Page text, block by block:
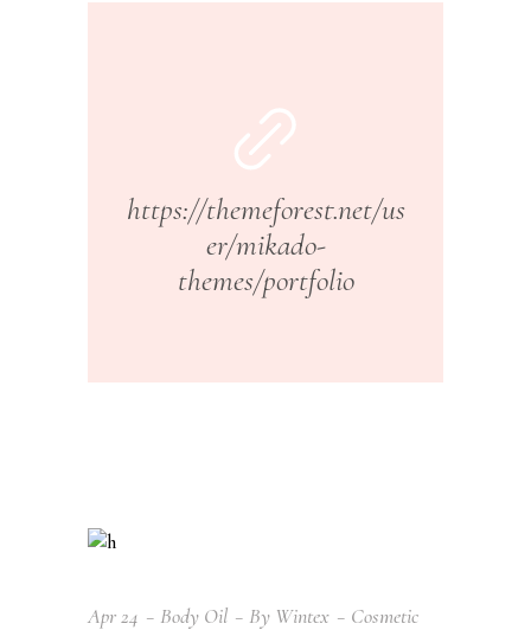
https://themeforest.net/us
er/mikado-
themes/portfolio
Apr24 Body Oil By Wintex Cosmetic